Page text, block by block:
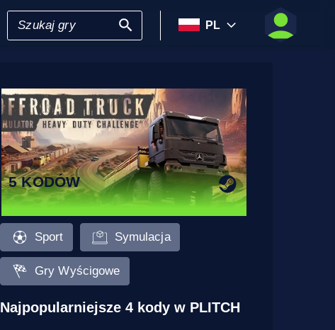
PL
5 KODÓW
Sport Symulacja
Gry Wyścigowe
Najpopularniejsze 4 kody w PLITCH